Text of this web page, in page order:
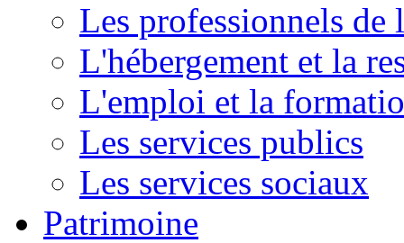
Les professionnels de
L'hébergement et la
L'emploi et la
Les services publics
Les services sociaux
Patrimoine